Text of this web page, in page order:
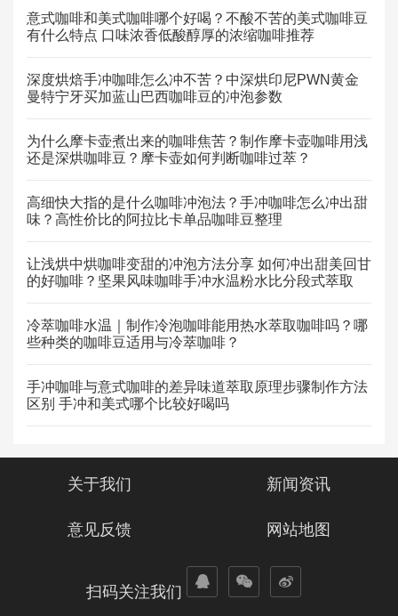
意式咖啡和美式咖啡哪个好喝？不酸不苦的美式咖啡豆
有什么特点 口味浓香低酸醇厚的浓缩咖啡推荐
深度烘焙手冲咖啡怎么冲不苦？中深烘印尼PWN黄金
曼特宁牙买加蓝山巴西咖啡豆的冲泡参数
为什么摩卡壶煮出来的咖啡焦苦？制作摩卡壶咖啡用浅
还是深烘咖啡豆？摩卡壶如何判断咖啡过萃？
高细快大指的是什么咖啡冲泡法？手冲咖啡怎么冲出甜
味？高性价比的阿拉比卡单品咖啡豆整理
让浅烘中烘咖啡变甜的冲泡方法分享 如何冲出甜美回甘
的好咖啡？坚果风味咖啡手冲水温粉水比分段式萃取
冷萃咖啡水温｜制作冷泡咖啡能用热水萃取咖啡吗？哪
些种类的咖啡豆适用与冷萃咖啡？
手冲咖啡与意式咖啡的差异味道萃取原理步骤制作方法
区别 手冲和美式哪个比较好喝吗
关于我们 新闻资讯
意见反馈 网站地图
扫码关注我们